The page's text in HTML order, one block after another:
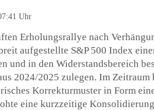
Uhr
Erholungsrallye nach
aufgestellte S&P 500 Index
und in den Widerstandsbereich
2024/2025 zulegen. Im
Korrekturmuster in Form
eine kurzzeitige